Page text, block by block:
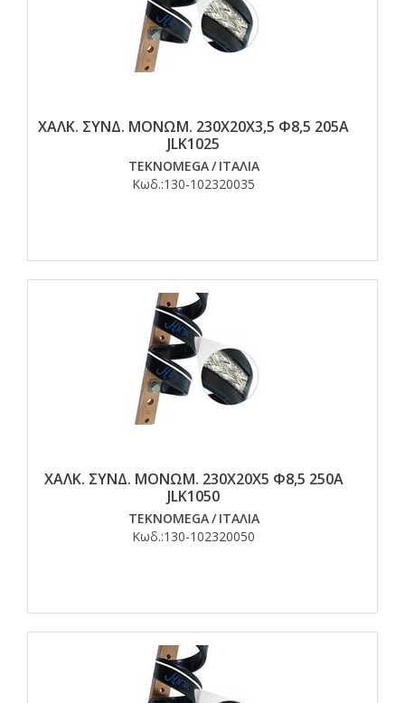
ΧΑΛΚ. ΣΥΝΔ. ΜΟΝΩΜ. 230Χ20Χ3,5 Φ8,5 205Α
JLK1025
TEKNOMEGA/ ΙΤΑΛΙΑ
Κωδ.:130-102320035
ΧΑΛΚ. ΣΥΝΔ. ΜΟΝΩΜ. 230Χ20Χ5 Φ8,5 250Α
JLK1050
TEKNOMEGA/ ΙΤΑΛΙΑ
Κωδ.:130-102320050